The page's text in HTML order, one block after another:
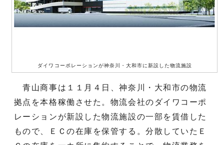
ダイワコーポレーションが神奈川・大和市に新設した物流施設
青山商事は１１月４日、神奈川・大和市の物流
拠点を本格稼働させた。物流会社のダイワコーポ
レーションが新設した物流施設の一部を賃借した
もので、ＥＣの在庫を保管する。分散していたＥ